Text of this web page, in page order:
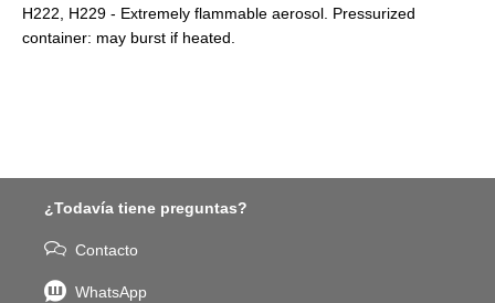
H222, H229 - Extremely flammable aerosol. Pressurized
container: may burst if heated.
¿Todavía tiene preguntas?
Contacto
WhatsApp